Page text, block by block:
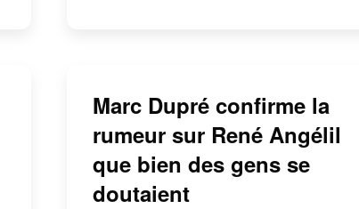
Marc Dupré confirme la
rumeur sur René Angélil
que bien des gens se
doutaient